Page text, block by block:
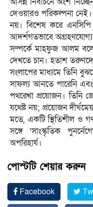
দেওয়ারও পরিকল্পনা নেই।
নয়। বিশেষ করে
আদর্শগতভাবে
সম্পর্কে মাহফুজ আলম
দেখতে চান। হতাশ
সংলাপের মাধ্যমে তিনি
সাফল্য আনতে পারেনি
পথরেখা প্রয়োজন। তিনি
যথেষ্ট নয়; প্রয়োজন
মতে, একটি স্থিতিশীল ও
সঙ্গে ‘সাংস্কৃতিক
অপরিহার্য।
পোস্টটি শেয়ার করুন
Facebook